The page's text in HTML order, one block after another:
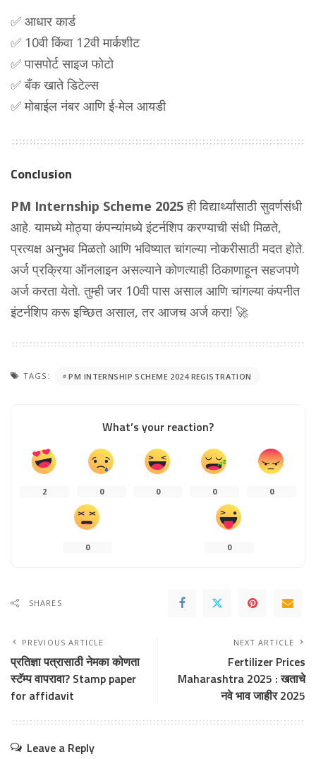
✅ आधार कार्ड
✅ 10वी किंवा 12वी मार्कशीट
✅ पासपोर्ट साइज फोटो
✅ बँक खाते डिटेल्स
✅ मोबाईल नंबर आणि ई-मेल आयडी
Conclusion
PM Internship Scheme 2025ही विद्यार्थ्यांसाठी सुवर्णसंधी
आहे. यामध्ये मोठ्या कंपन्यांमध्ये इंटर्नशिप करण्याची संधी मिळते,
प्रत्यक्ष अनुभव मिळतो आणि भविष्यात चांगल्या नोकरीसाठी मदत होते.
अर्ज प्रक्रिया ऑनलाइन असल्याने कोणत्याही ठिकाणाहून सहजपणे
अर्ज करता येतो. तुम्ही जर 10वी पास असाल आणि चांगल्या कंपनीत
इंटर्नशिप करू इच्छित असाल, तर आजच अर्ज करा! 🚀
TAGS: PM INTERNSHIP SCHEME 2024 REGISTRATION
What’s your reaction?
2 0 0 0 0
0 0
SHARES
PREVIOUS ARTICLE
प्रतिज्ञा पत्रासाठी नेमका कोणता
स्टॅम्प वापरावा? Stamp paper
for affidavit
NEXT ARTICLE
Fertilizer Prices
Maharashtra 2025 : खताचे
नवे भाव जाहीर 2025
Leave a Reply